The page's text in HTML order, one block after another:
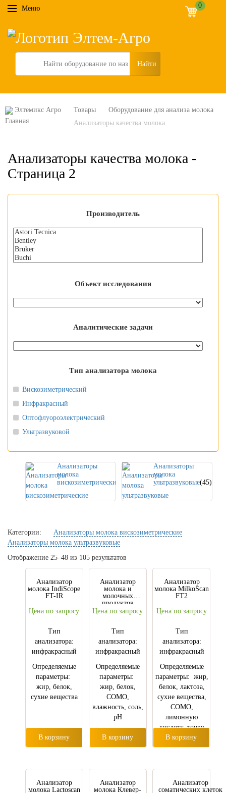
Меню 0
Search
Элтемикс Агро Товары
Оборудование для анализа молока
Анализаторы качества молока
Анализаторы качества молока -
Страница 2
Производитель
Объект исследования
Аналитические задачи
Тип анализатора молока
Вискозиметрический
Инфракрасный
Оптофлуороэлектрический
Ультразвуковой
Анализаторы
молока
вискозиметрические
Анализаторы
молока
ультразвуковые(45)
Категории:
Анализаторы молока вискозиметрические
Анализаторы молока ультразвуковые
Отображение 25–48 из 105 результатов
Анализатор
молока IndiScope
FT-IR
Цена по запросу
Тип
анализатора:
инфракрасный
Определяемые
параметры:
жир, белок,
сухие вещества
В корзину
Анализатор
молока и
молочных
продуктов
SpectraAlyzer
Цена по запросу
Тип
анализатора:
инфракрасный
Определяемые
параметры:
жир, белок,
СОМО,
влажность, соль,
pH
В корзину
Анализатор
молока MilkoScan
FT2
Цена по запросу
Тип
анализатора:
инфракрасный
Определяемые
параметры: жир,
белок, лактоза,
сухие вещества,
СОМО,
лимонную
кислоту, точку
замерзания,
мочевину,
плотность,
кислотность,
В корзину
Анализатор
молока Lactoscan
Анализатор
молока Клевер-
Анализатор
соматических клеток